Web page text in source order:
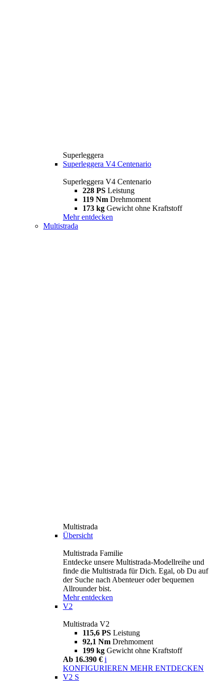
Superleggera
Superleggera V4 Centenario
Superleggera V4 Centenario
228 PS Leistung
119 Nm Drehmoment
173 kg Gewicht ohne Kraftstoff
Mehr entdecken
Multistrada
Multistrada
Übersicht
Multistrada Familie
Entdecke unsere Multistrada-Modellreihe und
finde die Multistrada für Dich. Egal, ob Du auf
der Suche nach Abenteuer oder bequemen
Allrounder bist.
Mehr entdecken
V2
Multistrada V2
115,6 PS Leistung
92,1 Nm Drehmoment
199 kg Gewicht ohne Kraftstoff
Ab 16.390 € i
KONFIGURIEREN MEHR ENTDECKEN
V2 S